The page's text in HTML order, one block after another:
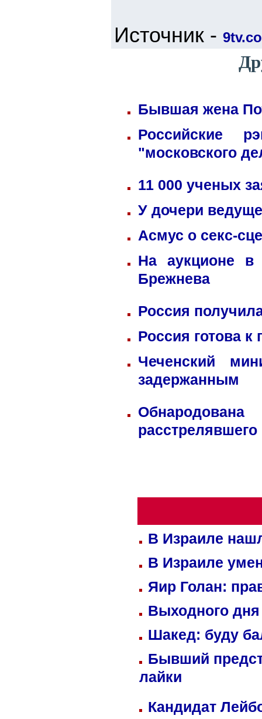
Источник -
Бывшая жена
Российские
"московского
11 000 ученых
У дочери
Асмус о секс-
На аукционе в
Брежнева
Россия
Россия готова к
Чеченский
задержанным
В Израиле
В Израиле
Яир Голан:
Выходного
Шакед: буду
Бывший
лайки
Кандидат